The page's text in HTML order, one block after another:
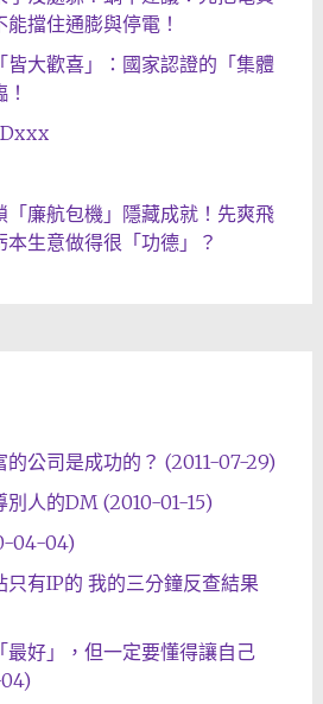
擋住通膨與停電！
皆大歡喜」：國家認證的「集體
「廉航包機」隱藏成就！先爽飛
生意做得很「功德」？
的公司是成功的？ (2011-07-29)
別人的DM (2010-01-15)
04-04)
有IP的 我的三分鐘反查結果
最好」，但一定要懂得讓自己
04)